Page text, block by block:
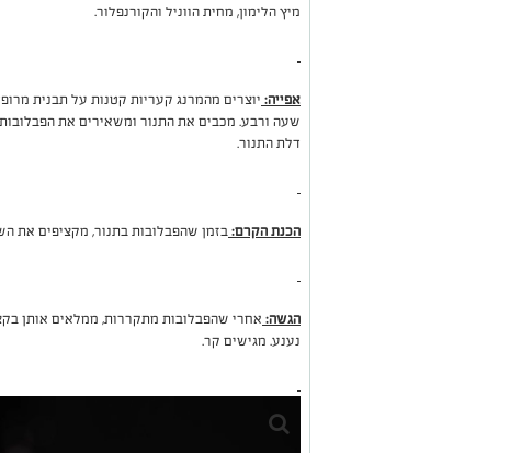
מיץ הלימון, מחית הווניל והקורנפלור.
אפייה:
דלת התנור.
הכנת הקרם:בזמן שהפבלובות בתנור, מקציפים את
הגשה: אחרי שהפבלובות מתקררות, ממלאים אותן
נענע. מגישים קר.